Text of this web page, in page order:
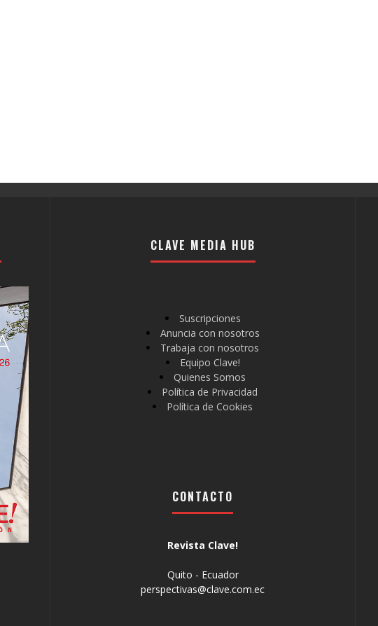
CLAVE MEDIA HUB
Suscripciones
Anuncia con nosotros
Trabaja con nosotros
Equipo Clave!
Quienes Somos
Política de Privacidad
Política de Cookies
CONTACTO
Revista Clave!
Quito - Ecuador
perspectivas@clave.com.ec